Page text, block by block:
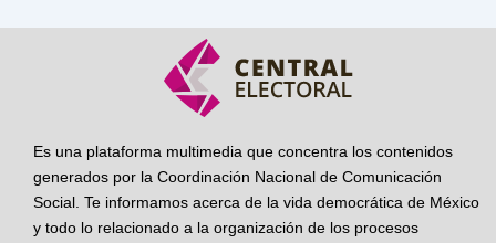
Es una plataforma multimedia que concentra los contenidos
generados por la Coordinación Nacional de Comunicación
Social. Te informamos acerca de la vida democrática de México
y todo lo relacionado a la organización de los procesos